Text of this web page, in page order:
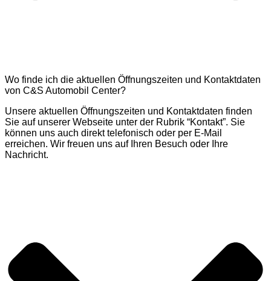
Wo finde ich die aktuellen Öffnungszeiten und Kontaktdaten
von C&S Automobil Center?
Unsere aktuellen Öffnungszeiten und Kontaktdaten finden
Sie auf unserer Webseite unter der Rubrik “Kontakt”. Sie
können uns auch direkt telefonisch oder per E-Mail
erreichen. Wir freuen uns auf Ihren Besuch oder Ihre
Nachricht.